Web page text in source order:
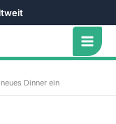
Dinner ein